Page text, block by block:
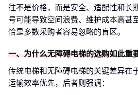
往不是价格，而是安全、适配性和长
号可能导致空间浪费、维护成本高
恰是多数采购者容易忽略的盲区。
一、为什么无障碍电梯的选购如此重
传统电梯和无障碍电梯的关键差异在
运输效率优先，后者则强调：